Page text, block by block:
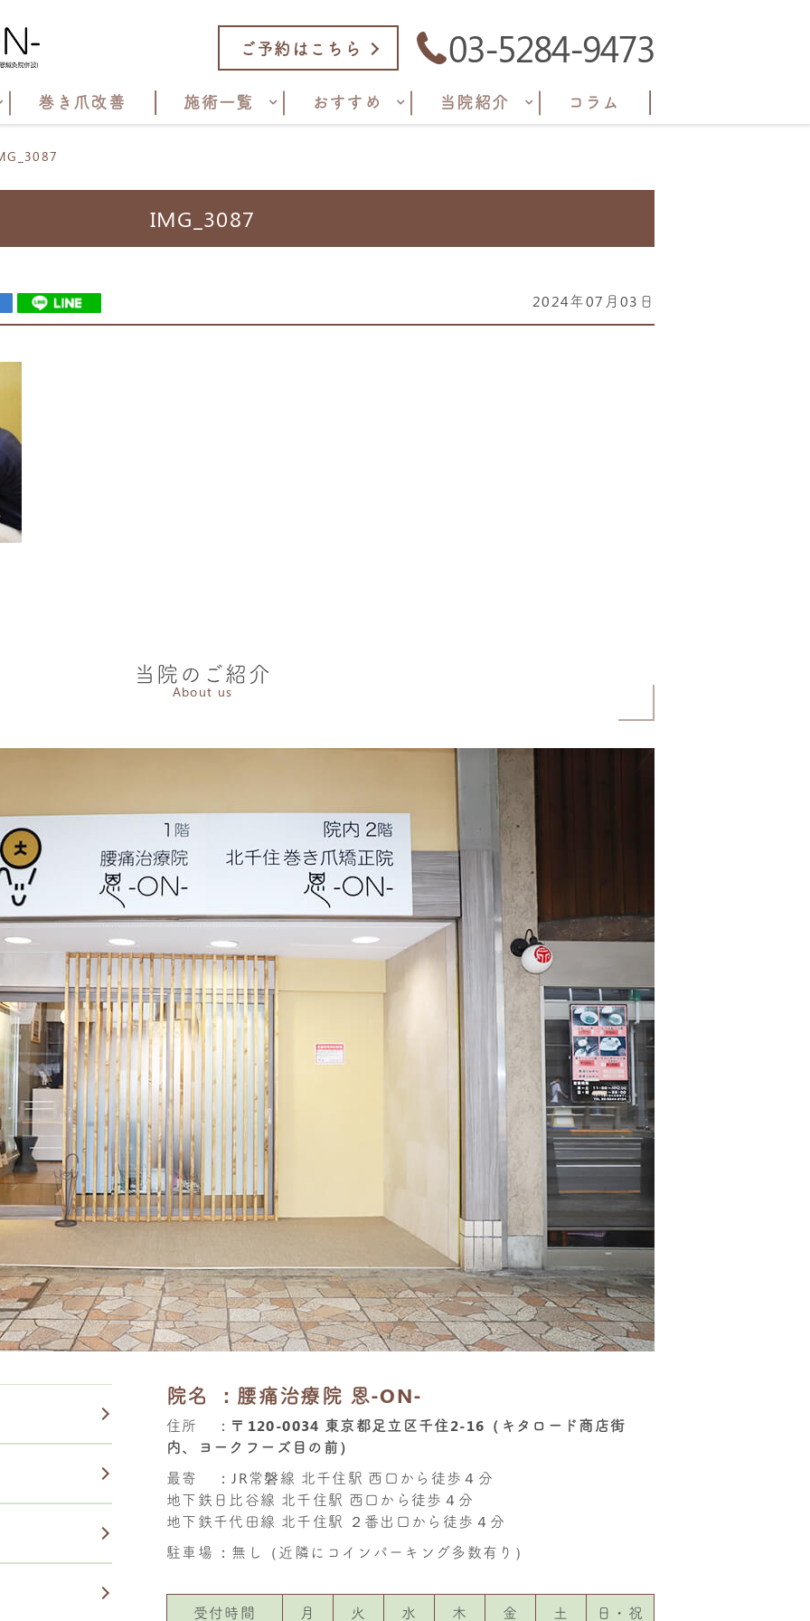
ご予約はこちら 03-5284-9473
巻き爪改善 施術一覧 おすすめ 当院紹介 コラム
IMG_3087
2024年07月03日
当院のご紹介
About us
院名 ：腰痛治療院 恩-ON-
住所 ： 〒120-0034 東京都足立区千住2-16（キタロード商店街
内、ヨークフーズ目の前）
最寄
：JR常磐線 北千住駅 西口から徒歩４分
地下鉄日比谷線 北千住駅 西口から徒歩４分
地下鉄千代田線 北千住駅 ２番出口から徒歩４分
駐車場 ：無し（近隣にコインパーキング多数有り）
受付時間 月 火 水 木 金 土
日・祝